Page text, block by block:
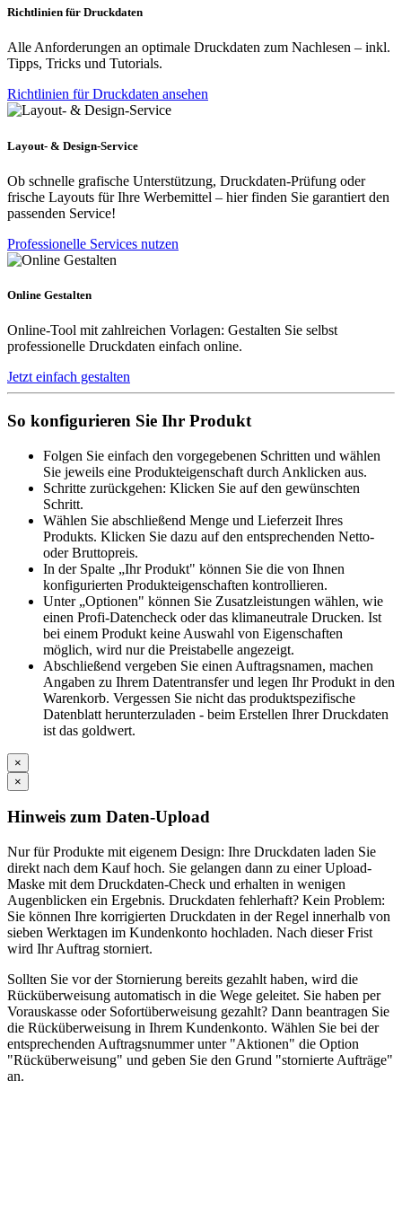
Richtlinien für Druckdaten
Alle Anforderungen an optimale Druckdaten zum Nachlesen – inkl.
Tipps, Tricks und Tutorials.
Richtlinien für Druckdaten ansehen
Layout- & Design-Service
Ob schnelle grafische Unterstützung, Druckdaten-Prüfung oder
frische Layouts für Ihre Werbemittel – hier finden Sie garantiert den
passenden Service!
Professionelle Services nutzen
Online Gestalten
Online-Tool mit zahlreichen Vorlagen: Gestalten Sie selbst
professionelle Druckdaten einfach online.
Jetzt einfach gestalten
So konfigurieren Sie Ihr Produkt
Folgen Sie einfach den vorgegebenen Schritten und wählen
Sie jeweils eine Produkteigenschaft durch Anklicken aus.
Schritte zurückgehen: Klicken Sie auf den gewünschten
Schritt.
Wählen Sie abschließend Menge und Lieferzeit Ihres
Produkts. Klicken Sie dazu auf den entsprechenden Netto-
oder Bruttopreis.
In der Spalte „Ihr Produkt" können Sie die von Ihnen
konfigurierten Produkteigenschaften kontrollieren.
Unter „Optionen" können Sie Zusatzleistungen wählen, wie
einen Profi-Datencheck oder das klimaneutrale Drucken. Ist
bei einem Produkt keine Auswahl von Eigenschaften
möglich, wird nur die Preistabelle angezeigt.
Abschließend vergeben Sie einen Auftragsnamen, machen
Angaben zu Ihrem Datentransfer und legen Ihr Produkt in den
Warenkorb. Vergessen Sie nicht das produktspezifische
Datenblatt herunterzuladen - beim Erstellen Ihrer Druckdaten
ist das goldwert.
×
×
Hinweis zum Daten-Upload
Nur für Produkte mit eigenem Design: Ihre Druckdaten laden Sie
direkt nach dem Kauf hoch. Sie gelangen dann zu einer Upload-
Maske mit dem Druckdaten-Check und erhalten in wenigen
Augenblicken ein Ergebnis. Druckdaten fehlerhaft? Kein Problem:
Sie können Ihre korrigierten Druckdaten in der Regel innerhalb von
sieben Werktagen im Kundenkonto hochladen. Nach dieser Frist
wird Ihr Auftrag storniert.
Sollten Sie vor der Stornierung bereits gezahlt haben, wird die
Rücküberweisung automatisch in die Wege geleitet. Sie haben per
Vorauskasse oder Sofortüberweisung gezahlt? Dann beantragen Sie
die Rücküberweisung in Ihrem Kundenkonto. Wählen Sie bei der
entsprechenden Auftragsnummer unter "Aktionen" die Option
"Rücküberweisung" und geben Sie den Grund "stornierte Aufträge"
an.